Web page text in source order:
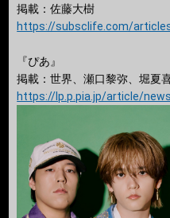
掲載：佐藤大樹
https://subsclife.com/
『ぴあ』
掲載：世界、瀬口黎弥、堀夏
https://lp.p.pia.jp/article/